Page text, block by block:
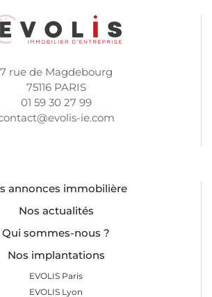
7 rue de Magdebourg
75116 PARIS
01 59 30 27 99
ie.com
annonces immobilière
Nos actualités
Qui sommes-nous ?
Nos implantations
EVOLIS Paris
EVOLIS Lyon